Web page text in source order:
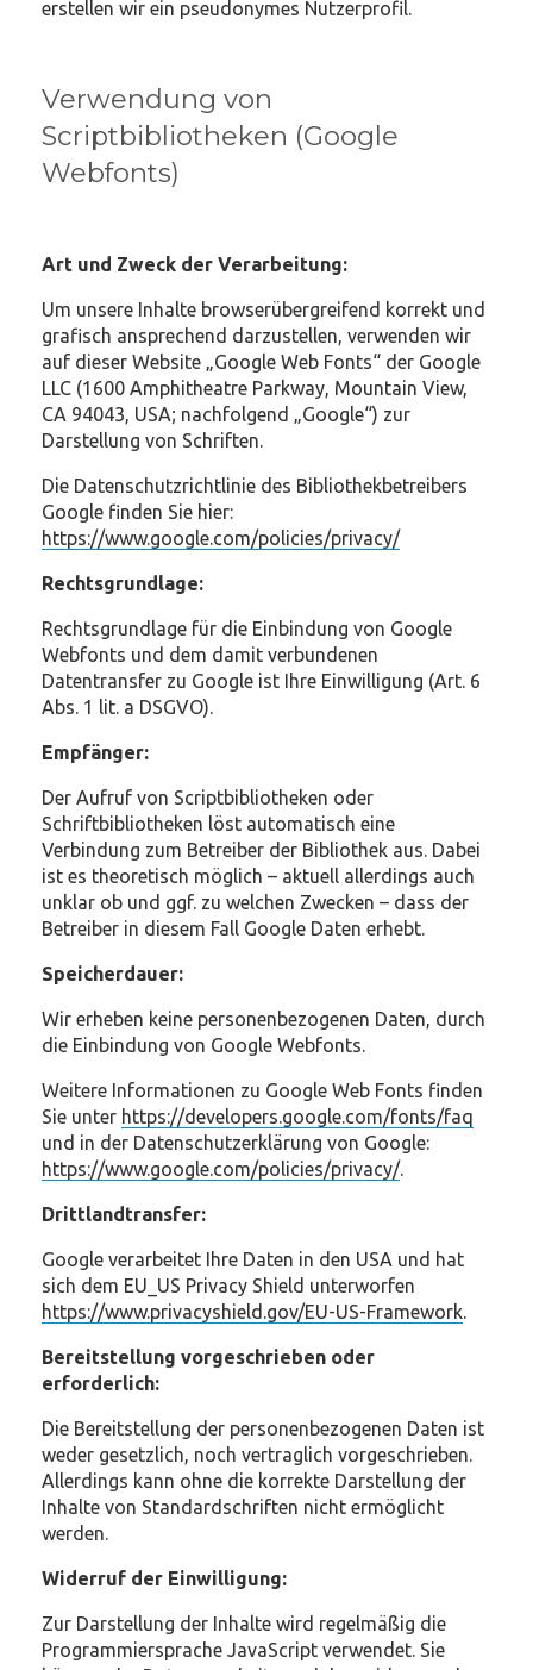
erstellen wir ein pseudonymes Nutzerprofil.
Verwendung von
Scriptbibliotheken (Google
Webfonts)
Art und Zweck der Verarbeitung:
Um unsere Inhalte browserübergreifend korrekt und
grafisch ansprechend darzustellen, verwenden wir
auf dieser Website „Google Web Fonts“ der Google
LLC (1600 Amphitheatre Parkway, Mountain View,
CA 94043, USA; nachfolgend „Google“) zur
Darstellung von Schriften.
Die Datenschutzrichtlinie des Bibliothekbetreibers
Google finden Sie hier:
https://www.google.com/policies/privacy/
Rechtsgrundlage:
Rechtsgrundlage für die Einbindung von Google
Webfonts und dem damit verbundenen
Datentransfer zu Google ist Ihre Einwilligung (Art. 6
Abs. 1 lit. a DSGVO).
Empfänger:
Der Aufruf von Scriptbibliotheken oder
Schriftbibliotheken löst automatisch eine
Verbindung zum Betreiber der Bibliothek aus. Dabei
ist es theoretisch möglich – aktuell allerdings auch
unklar ob und ggf. zu welchen Zwecken – dass der
Betreiber in diesem Fall Google Daten erhebt.
Speicherdauer:
Wir erheben keine personenbezogenen Daten, durch
die Einbindung von Google Webfonts.
Weitere Informationen zu Google Web Fonts finden
Sie unter https://developers.google.com/fonts/faq
und in der Datenschutzerklärung von Google:
https://www.google.com/policies/privacy/.
Drittlandtransfer:
Google verarbeitet Ihre Daten in den USA und hat
sich dem EU_US Privacy Shield unterworfen
https://www.privacyshield.gov/EU-US-Framework.
Bereitstellung vorgeschrieben oder
erforderlich:
Die Bereitstellung der personenbezogenen Daten ist
weder gesetzlich, noch vertraglich vorgeschrieben.
Allerdings kann ohne die korrekte Darstellung der
Inhalte von Standardschriften nicht ermöglicht
werden.
Widerruf der Einwilligung:
Zur Darstellung der Inhalte wird regelmäßig die
Programmiersprache JavaScript verwendet. Sie